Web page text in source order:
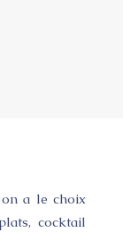
a le choix
cocktail